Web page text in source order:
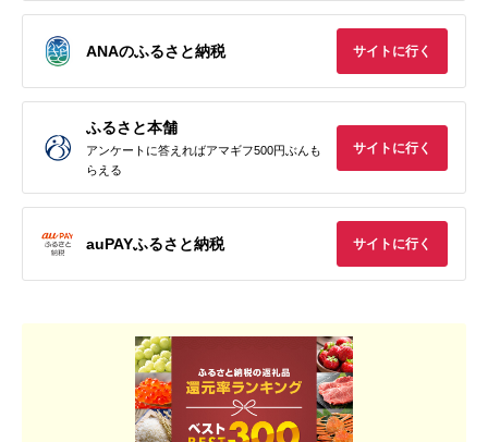
ANAのふるさと納税 サイトに行く
ふるさと本舗
アンケートに答えればアマギフ500円ぶんも
らえる
サイトに行く
auPAYふるさと納税 サイトに行く